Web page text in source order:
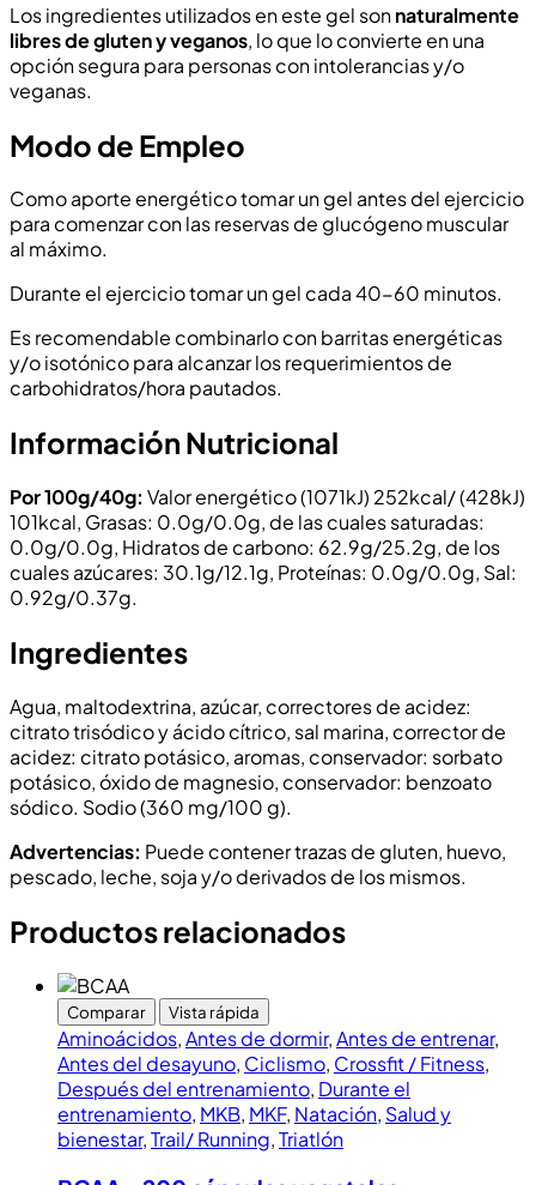
Los ingredientes utilizados en este gel sonnaturalmente
libres de gluten y veganos, lo que lo convierte en una
opción segura para personas con intolerancias y/o
veganas.
Modo de Empleo
Como aporte energético tomar un gel antes del ejercicio
para comenzar con las reservas de glucógeno muscular
al máximo.
Durante el ejercicio tomar un gel cada 40-60 minutos.
Es recomendable combinarlo con barritas energéticas
y/o isotónico para alcanzar los requerimientos de
carbohidratos/hora pautados.
Información Nutricional
Por 100g/40g: Valor energético (1071kJ) 252kcal/ (428kJ)
101kcal, Grasas: 0.0g/0.0g, de las cuales saturadas:
0.0g/0.0g, Hidratos de carbono: 62.9g/25.2g, de los
cuales azúcares: 30.1g/12.1g, Proteínas: 0.0g/0.0g, Sal:
0.92g/0.37g.
Ingredientes
Agua, maltodextrina, azúcar, correctores de acidez:
citrato trisódico y ácido cítrico, sal marina, corrector de
acidez: citrato potásico, aromas, conservador: sorbato
potásico, óxido de magnesio, conservador: benzoato
sódico. Sodio (360 mg/100 g).
Advertencias: Puede contener trazas de gluten, huevo,
pescado, leche, soja y/o derivados de los mismos.
Productos relacionados
Comparar Vista rápida
Aminoácidos,Antes de dormir,Antes de entrenar,
Antes del desayuno, Ciclismo, Crossfit / Fitness,
Después del entrenamiento, Durante el
entrenamiento, MKB, MKF, Natación, Salud y
bienestar,Trail/ Running,Triatlón